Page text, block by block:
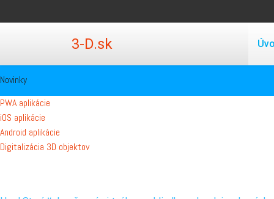
3-D.sk
Novinky
PWA aplikácie
iOS aplikácie
Android aplikácie
Digitalizácia 3D objektov